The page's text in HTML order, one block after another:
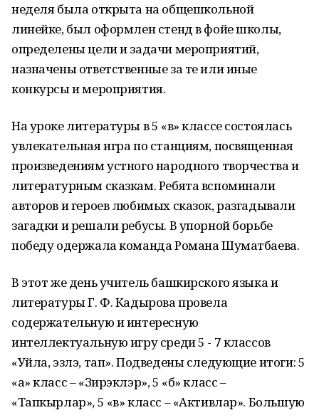
неделя была открыта на общешкольной
линейке, был оформлен стенд в фойе школы,
определены цели и задачи мероприятий,
назначены ответственные за те или иные
конкурсы и мероприятия.
На уроке литературы в 5 «в» классе состоялась
увлекательная игра по станциям, посвященная
произведениям устного народного творчества и
литературным сказкам. Ребята вспоминали
авторов и героев любимых сказок, разгадывали
загадки и решали ребусы. В упорной борьбе
победу одержала команда Романа Шуматбаева.
В этот же день учитель башкирского языка и
литературы Г. Ф. Кадырова провела
содержательную и интересную
интеллектуальную игру среди 5 - 7 классов
«Уйла, эзлэ, тап». Подведены следующие итоги: 5
«а» класс – «Зирэклэр», 5 «б» класс –
«Тапкырлар», 5 «в» класс – «Активлар». Большую